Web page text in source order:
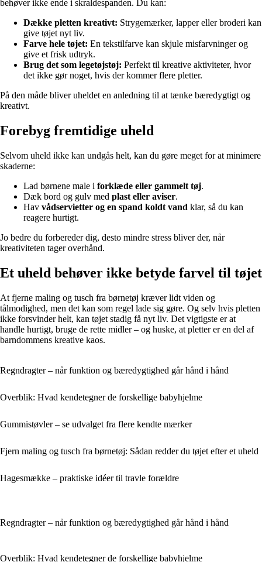
behøver ikke ende i skraldespanden. Du kan:
Dække pletten kreativt: Strygemærker, lapper eller broderi kan
give tøjet nyt liv.
Farve hele tøjet: En tekstilfarve kan skjule misfarvninger og
give et frisk udtryk.
Brug det som legetøjstøj: Perfekt til kreative aktiviteter, hvor
det ikke gør noget, hvis der kommer flere pletter.
På den måde bliver uheldet en anledning til at tænke bæredygtigt og
kreativt.
Forebyg fremtidige uheld
Selvom uheld ikke kan undgås helt, kan du gøre meget for at minimere
skaderne:
Lad børnene male i forklæde eller gammelt tøj.
Dæk bord og gulv med plast eller aviser.
Hav vådservietter og en spand koldt vand klar, så du kan
reagere hurtigt.
Jo bedre du forbereder dig, desto mindre stress bliver der, når
kreativiteten tager overhånd.
Et uheld behøver ikke betyde farvel til tøjet
At fjerne maling og tusch fra børnetøj kræver lidt viden og
tålmodighed, men det kan som regel lade sig gøre. Og selv hvis pletten
ikke forsvinder helt, kan tøjet stadig få nyt liv. Det vigtigste er at
handle hurtigt, bruge de rette midler – og huske, at pletter er en del af
barndommens kreative kaos.
Regndragter – når funktion og bæredygtighed går hånd i hånd
Overblik: Hvad kendetegner de forskellige babyhjelme
Gummistøvler – se udvalget fra flere kendte mærker
Fjern maling og tusch fra børnetøj: Sådan redder du tøjet efter et uheld
Hagesmække – praktiske idéer til travle forældre
Regndragter – når funktion og bæredygtighed går hånd i hånd
Overblik: Hvad kendetegner de forskellige babyhjelme